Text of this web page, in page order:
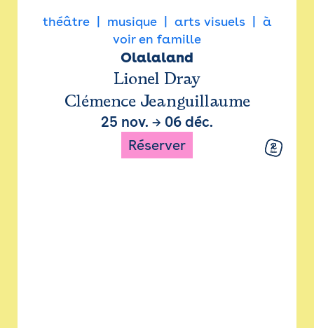
théâtre musique arts visuels
à
voir en famille
Olalaland
Lionel Dray
Clémence Jeanguillaume
25 nov. → 06 déc.
Réserver